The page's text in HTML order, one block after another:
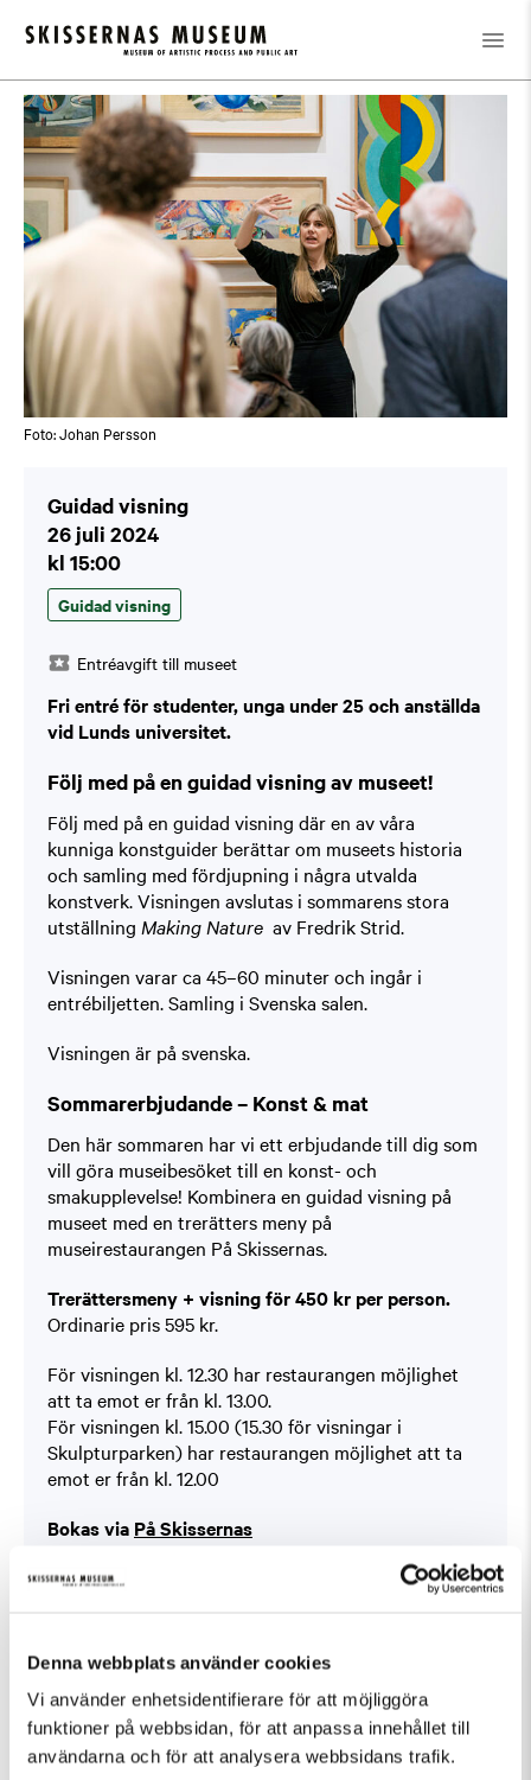
Denna webbplats använder cookies
Vi använder enhetsidentifierare för att möjliggöra
funktioner på webbsidan, för att anpassa innehållet till
användarna och för att analysera webbsidans trafik.
Kalender / Guidad visning
Foto: Johan Persson
Guidad visning
26 juli 2024
kl 15:00
Guidad visning
Entréavgift till museet
Fri entré för studenter, unga under 25 och anställda
vid Lunds universitet.
Följ med på en guidad visning av museet!
Följ med på en guidad visning där en av våra
kunniga konstguider berättar om museets historia
och samling med fördjupning i några utvalda
konstverk. Visningen avslutas i sommarens stora
utställning Making Nature av Fredrik Strid.
Visningen varar ca 45–60 minuter och ingår i
entrébiljetten. Samling i Svenska salen.
Visningen är på svenska.
Sommarerbjudande – Konst & mat
Den här sommaren har vi ett erbjudande till dig som
vill göra museibesöket till en konst- och
smakupplevelse! Kombinera en guidad visning på
museet med en trerätters meny på
museirestaurangen På Skissernas.
Trerättersmeny + visning för 450 kr per person.
Ordinarie pris 595 kr.
För visningen kl. 12.30 har restaurangen möjlighet
att ta emot er från kl. 13.00.
För visningen kl. 15.00 (15.30 för visningar i
Skulpturparken) har restaurangen möjlighet att ta
emot er från kl. 12.00
Bokas via På Skissernas
Kan ej kombineras med andra erbjudanden.
Fler evenemang som passar Guidad visning